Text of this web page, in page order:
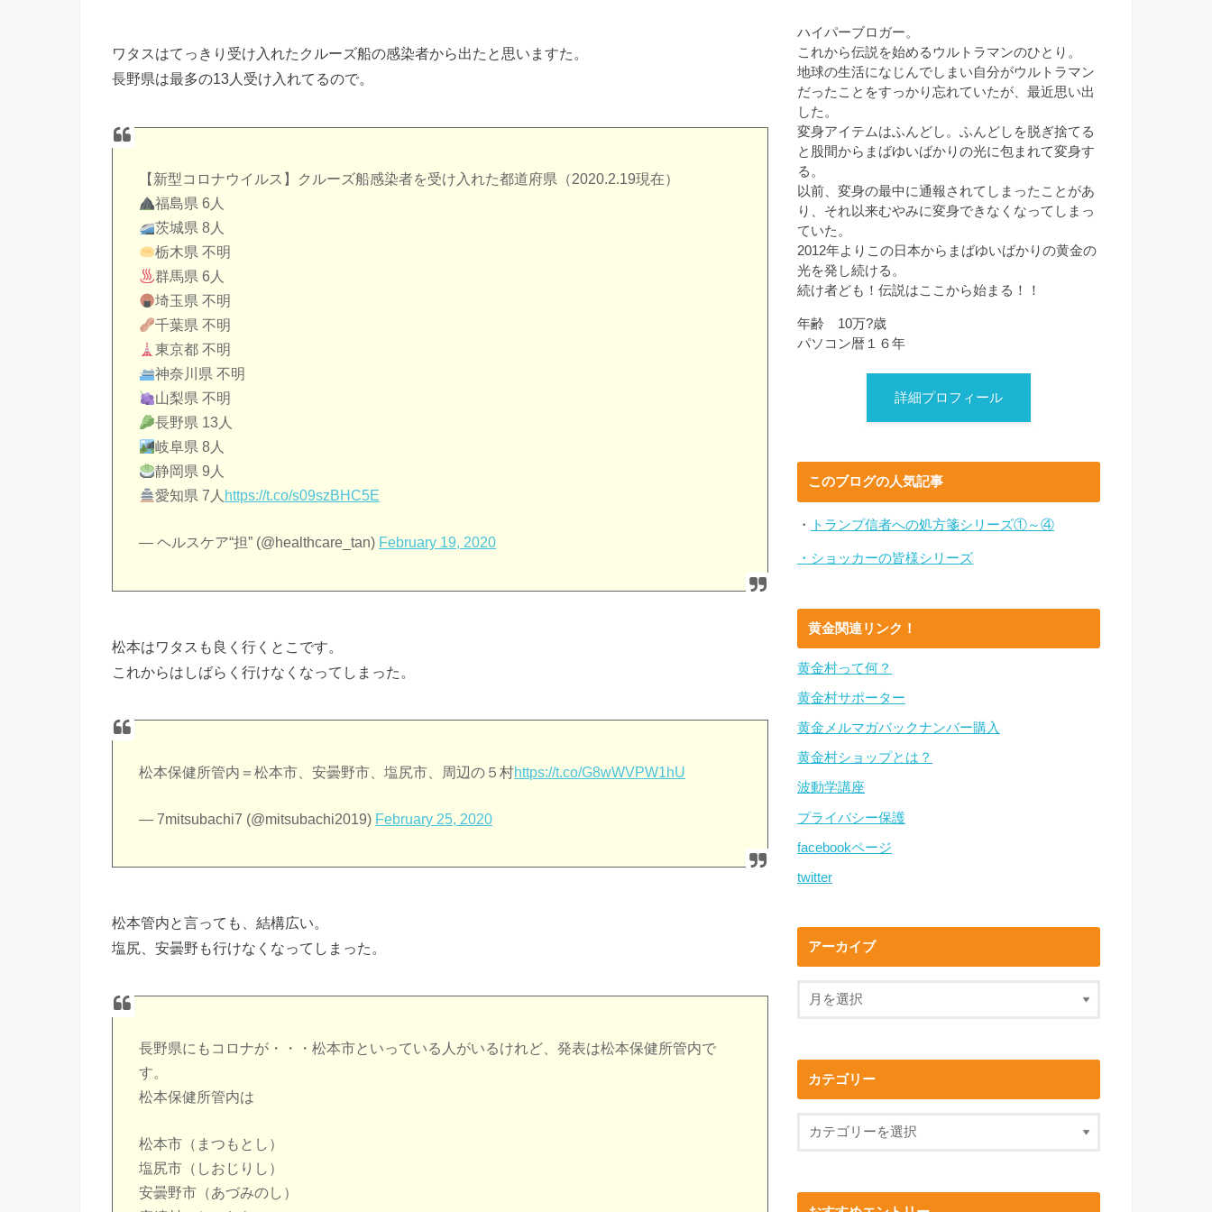
ワタスはてっきり受け入れたクルーズ船の感染者から出たと思いますた。
長野県は最多の13人受け入れてるので。
【新型コロナウイルス】クルーズ船感染者を受け入れた都道府県（2020.2.19現在）
福島県 6人
茨城県 8人
栃木県 不明
群馬県 6人
埼玉県 不明
千葉県 不明
東京都 不明
神奈川県 不明
山梨県 不明
長野県 13人
岐阜県 8人
静岡県 9人
愛知県 7人 https://t.co/s09szBHC5E
— ヘルスケア“担” (@healthcare_tan) February 19, 2020
松本はワタスも良く行くとこです。
これからはしばらく行けなくなってしまった。
松本保健所管内＝松本市、安曇野市、塩尻市、周辺の５村https://t.co/G8wWVPW1hU
— 7mitsubachi7 (@mitsubachi2019) February 25, 2020
松本管内と言っても、結構広い。
塩尻、安曇野も行けなくなってしまった。
長野県にもコロナが・・・松本市といっている人がいるけれど、発表は松本保健所管内で
す。
松本保健所管内は
松本市（まつもとし）
塩尻市（しおじりし）
安曇野市（あづみのし）
ハイパーブロガー。
これから伝説を始めるウルトラマンのひとり。
地球の生活になじんでしまい自分がウルトラマン
だったことをすっかり忘れていたが、最近思い出
した。
変身アイテムはふんどし。ふんどしを脱ぎ捨てる
と股間からまばゆいばかりの光に包まれて変身す
る。
以前、変身の最中に通報されてしまったことがあ
り、それ以来むやみに変身できなくなってしまっ
ていた。
2012年よりこの日本からまばゆいばかりの黄金の
光を発し続ける。
続け者ども！伝説はここから始まる！！
年齢 10万?歳
パソコン暦１６年
詳細プロフィール
このブログの人気記事
・ トランプ信者への処方箋シリーズ①～④
・ショッカーの皆様シリーズ
黄金関連リンク！
黄金村って何？
黄金村サポーター
黄金メルマガバックナンバー購入
黄金村ショップとは？
波動学講座
プライバシー保護
facebookページ
twitter
アーカイブ
カテゴリー